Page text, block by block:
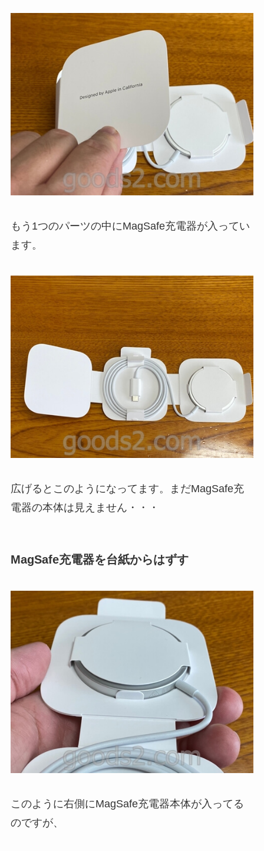
もう1つのパーツの中にMagSafe充電器が入ってい
ます。
広げるとこのようになってます。まだMagSafe充
電器の本体は見えません・・・
MagSafe充電器を台紙からはずす
このように右側にMagSafe充電器本体が入ってる
のですが、